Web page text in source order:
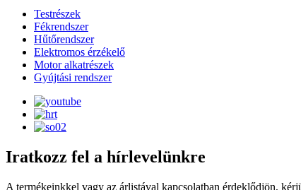
Testrészek
Fékrendszer
Hűtőrendszer
Elektromos érzékelő
Motor alkatrészek
Gyújtási rendszer
Iratkozz fel a hírlevelünkre
A termékeinkkel vagy az árlistával kapcsolatban érdeklődjön,